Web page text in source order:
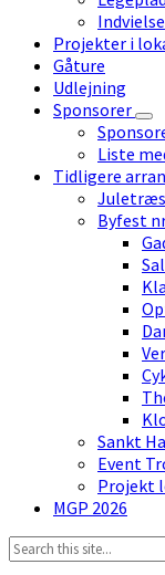
Indvielse
Projekter i
Gåture
Udlejning
Sponsorer
Liste
Tidligere
Byfest
Sankt
Event
Projekt
MGP 2026
Search: